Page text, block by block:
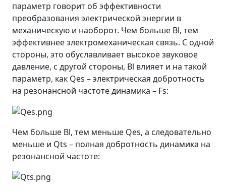
параметр говорит об эффективности
преобразования электрической энергии в
механическую и наоборот. Чем больше Bl, тем
эффективнее электромеханическая связь. С одной
стороны, это обуславливает высокое звуковое
давление, с другой стороны, Bl влияет и на такой
параметр, как Qes – электрическая добротность
на резонансной частоте динамика – Fs:
Чем больше Bl, тем меньше Qes, а следовательно
меньше и Qts – полная добротность динамика на
резонансной частоте: